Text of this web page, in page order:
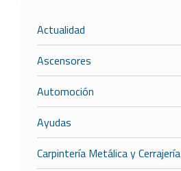
Actualidad
Ascensores
Automoción
Ayudas
Carpintería Metálica y Cerrajería